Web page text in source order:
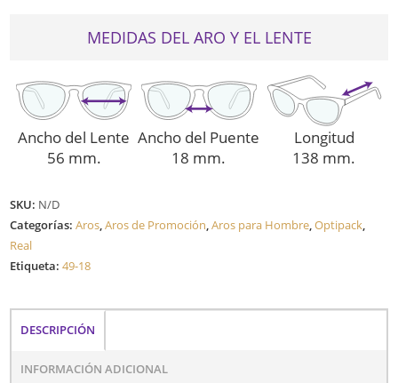
MEDIDAS DEL ARO Y EL LENTE
Ancho del Lente
56 mm.
Ancho del Puente
18 mm.
Longitud
138 mm.
SKU: N/D
Categorías:Aros,Aros de Promoción,Aros para Hombre,Optipack,
Real
Etiqueta:49-18
DESCRIPCIÓN
INFORMACIÓN ADICIONAL